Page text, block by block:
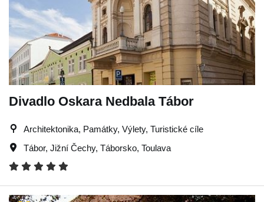
Divadlo Oskara Nedbala Tábor
Architektonika, Památky, Výlety, Turistické cíle
Tábor, Jižní Čechy, Táborsko, Toulava